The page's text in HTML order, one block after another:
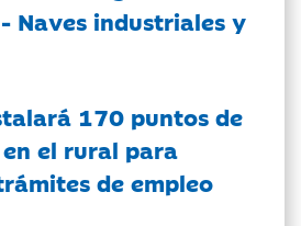
Naves industriales y
170 puntos de
el rural para
de empleo